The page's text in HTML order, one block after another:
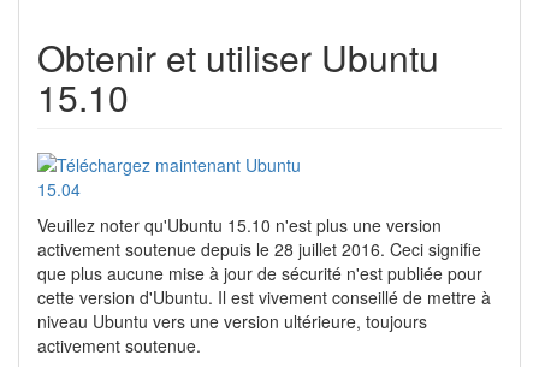
Obtenir et utiliser Ubuntu
15.10
Veuillez noter qu'Ubuntu 15.10 n'est plus une version
activement soutenue depuis le 28 juillet 2016. Ceci signifie
que plus aucune mise à jour de sécurité n'est publiée pour
cette version d'Ubuntu. Il est vivement conseillé de mettre à
niveau Ubuntu vers une version ultérieure, toujours
activement soutenue.